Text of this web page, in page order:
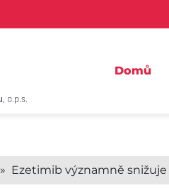
Domů
» Ezetimib významně